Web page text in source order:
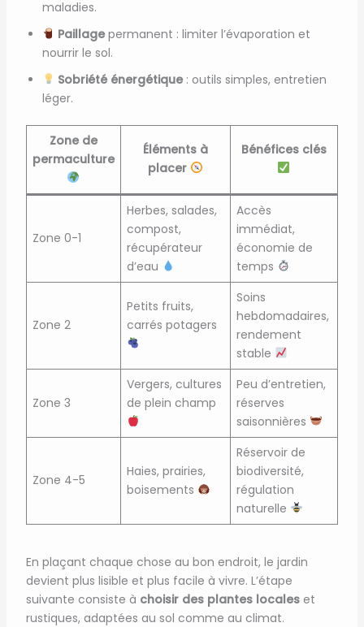
maladies.
Paillage permanent : limiter l’évaporation et
nourrir le sol.
Sobriété énergétique : outils simples, entretien
léger.
Zone de
permaculture
Éléments à
placer
Bénéfices clés
Zone 0-1
Herbes, salades,
compost,
récupérateur
d’eau
Accès
immédiat,
économie de
temps
Zone 2
Petits fruits,
carrés potagers
Soins
hebdomadaires,
rendement
stable
Zone 3
Vergers, cultures
de plein champ
Peu d’entretien,
réserves
saisonnières
Zone 4-5
Haies, prairies,
boisements
Réservoir de
biodiversité,
régulation
naturelle
En plaçant chaque chose au bon endroit, le jardin
devient plus lisible et plus facile à vivre. L’étape
suivante consiste à choisir des plantes localeset
rustiques, adaptées au sol comme au climat.